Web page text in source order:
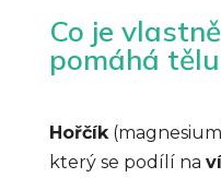
Co je
pomáhá
Hořčík
který se podílí na